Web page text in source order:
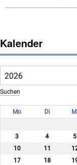
Kalender
Mo Di
3
4 5
10
11
17
18